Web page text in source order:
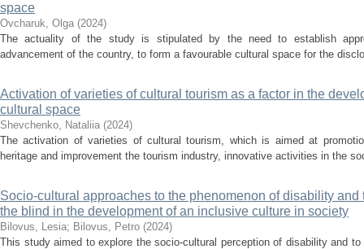
space
Ovcharuk, Olga (2024)
The actuality of the study is stipulated by the need to establish
advancement of the country, to form a favourable cultural space for the
Activation of varieties of cultural tourism as a factor in the
cultural space
Shevchenko, Nataliia (2024)
The activation of varieties of cultural tourism, which is aimed at
heritage and improvement the tourism industry, innovative activities in the
Socio-cultural approaches to the phenomenon of disability
the blind in the development of an inclusive culture in society
Bilovus, Lesia; Bilovus, Petro (2024)
This study aimed to explore the socio-cultural perception of disability and